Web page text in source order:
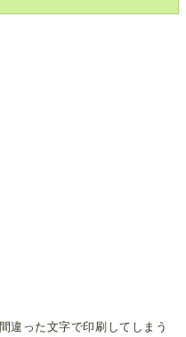
違った文字で印刷してしまう